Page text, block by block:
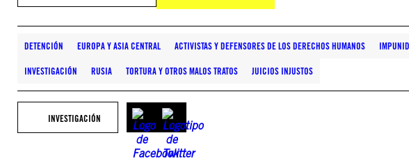
DETENCIÓN EUROPA Y ASIA CENTRAL ACTIVISTAS Y DEFENSORES DE LOS DERECHOS HUMANOS
INVESTIGACIÓN RUSIA TORTURA Y OTROS MALOS TRATOS JUICIOS INJUSTOS
INVESTIGACIÓN